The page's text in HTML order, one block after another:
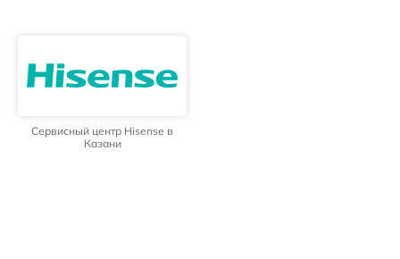
Сервисный центр Hisense в
Казани